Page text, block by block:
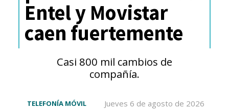
Integración de Inteligencia
Artificial: AI Mind Pilot
Entel y Movistar
caen fuertemente
Casi 800 mil cambios de
compañía.
Jueves 6 de agosto de 2026
TELEFONÍA MÓVIL